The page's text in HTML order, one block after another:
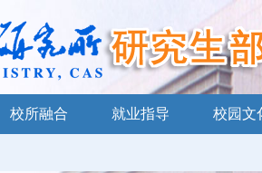
校所融合 就业指导 校园文